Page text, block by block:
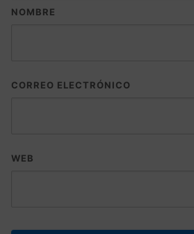
NOMBRE
CORREO ELECTRÓNICO
WEB